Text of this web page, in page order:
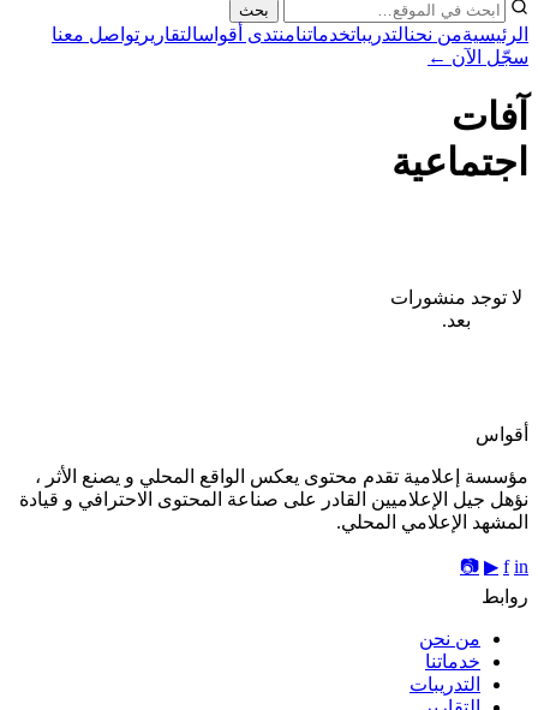
بحث
الرئيسيةمن نحنالتدريباتخدماتنامنتدى أقواسالتقارير تواصل معنا
سجّل الآن ←
آفات
اجتماعية
لا توجد منشورات
بعد.
أقواس
مؤسسة إعلامية تقدم محتوى يعكس الواقع المحلي و يصنع الأثر ،
نؤهل جيل الإعلاميين القادر على صناعة المحتوى الاحترافي و قيادة
المشهد الإعلامي المحلي.
f in
▶
📷
روابط
من نحن
خدماتنا
التدريبات